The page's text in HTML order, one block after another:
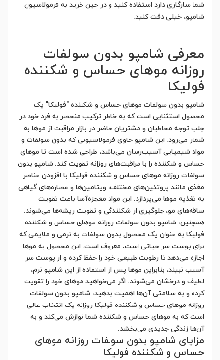
شما سازگاری دارد استفاده کنید و در حین خرید به فرمولاسیون
شامپو، خیلی دقت کنید.
معرفی شامپو بدون سولفات
روزانه موهای حساس و شکننده
فولیکا
شامپو بدون سولفات موهای حساس و شکننده "فولیکا" یک
محصول استثنایی است که به خاطر ترکیب منحصر به فرد خود در
جلب توجه مخاطبان و مشتریان حاضر در بازار مراقبت از موها به
شمار می‌رود. این شامپو حاوی فرمولاسیونی که بدون سولفات و
مواد شیمیایی آسیب‌رسان می‌باشد، طراحی شده است تا موهای
حساس و شکننده را با مراقبت‌های روزانه تقویت کند. شامپو بدون
سولفات روزانه موهای حساس و شکننده فولیکا با افزودن عناصر
مغذی مانند پروتئین‌های مختلف، ویتامین‌ها و عصاره‌های گیاهی
به تغذیه موها می‌پردازد. این مواد معجزه‌آسا باعث تقویت
ساقه‌های مو، جلوگیری از شکنندگی و تقویت ریشه‌ها می‌شوند.
همچنین، شامپو بدون سولفات روزانه موهای حساس و شکننده
فولیکا به عنوان یک محصول بدون سولفات به نرمی و ملایمی که
برای پوست سر حیاتی است، معروف است. این محصول به موها
اجازه می‌دهد تا رطوبت طبیعی خود را حفظ کرده و از پوست سر
آسیب نبیند، بنابراین موها پس از استفاده از این شامپو نرم،
لطیف و درخشان می‌شوند. اگر می‌خواهید موهای خود را تقویت
کرده و به سلامتی آن‌ها اهمیت بدهید، شامپو بدون سولفات
روزانه موهای حساس و شکننده فولیکا روزانه یک انتخاب عالی
است که به موهای حساس و شکننده شما نوازش می‌کند و به
آن‌ها زندگی جدیدی می‌بخشد.
مزایای شامپو بدون سولفات روزانه موهای
حساس و شکننده فولیکا